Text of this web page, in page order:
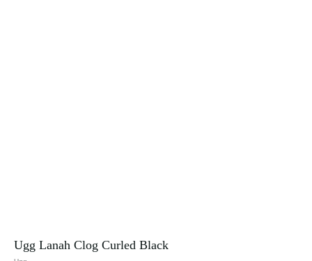
Ugg Lanah Clog Curled Black